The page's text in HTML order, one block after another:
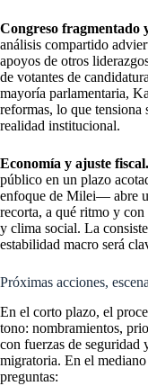
Congreso fragmentado
análisis compartido
apoyos de otros
de votantes de
mayoría parlamentaria,
reformas, lo que tensiona
realidad institucional.
Economía y ajuste fiscal.
público en un plazo
enfoque de Milei— abre
recorta, a qué ritmo y
y clima social. La
estabilidad macro será
Próximas acciones,
En el corto plazo, el
tono: nombramientos,
con fuerzas de seguridad
migratoria. En el
preguntas: